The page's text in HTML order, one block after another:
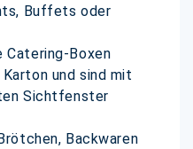
Buffets oder
Catering-Boxen
und sind mit
Sichtfenster
Backwaren